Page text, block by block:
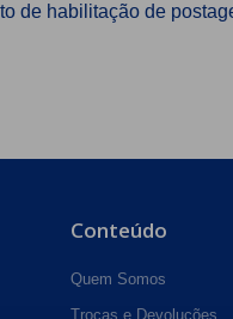
de habilitação de
Conteúdo
Quem Somos
Trocas e Devoluções